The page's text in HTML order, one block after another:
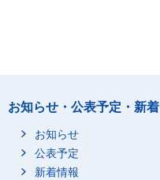
お知らせ・公表予定・新着
お知らせ
公表予定
新着情報